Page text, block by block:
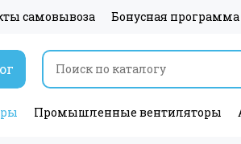
самовывоза Бонусная программа
Промышленные вентиляторы